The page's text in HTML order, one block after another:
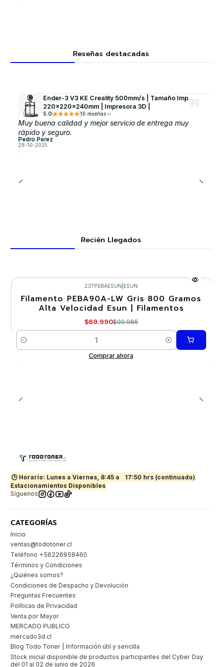
Reseñas destacadas
Ender-3 V3 KE Creality 500mm/s | Tamaño Imp
220x220x240mm | Impresora 3D |
5.0 16 reseñas
Muy buena calidad y mejor servicio de entrega muy
rápido y seguro.
Pedro Perez
28-10-2025
Recién Llegados
-30%
237PEBAESUN ESUN
Filamento PEBA90A-LW Gris 800 Gramos
Alta Velocidad Esun | Filamentos
$69.990$99.986
Cantidad
Comprar ahora
🕒 Horario: Lunes a Viernes, 8:45 a
17:50 hrs (continuado)
Estacionamientos Disponibles
Síguenos
CATEGORÍAS
Inicio
ventas@todotoner.cl
Teléfono +56226958460
Términos y Condiciones
¿Quiénes somos?
Condiciones de Despacho y Devolución
Preguntas Frecuentes
Políticas de Privacidad
Venta por Mayor
MERCADO PUBLICO
mercado3d.cl
Blog Todo Toner | Información útil y sencilla
Stock inicial disponible de productos participantes del Cyber Day
del 01 al 02 de junio de 2026